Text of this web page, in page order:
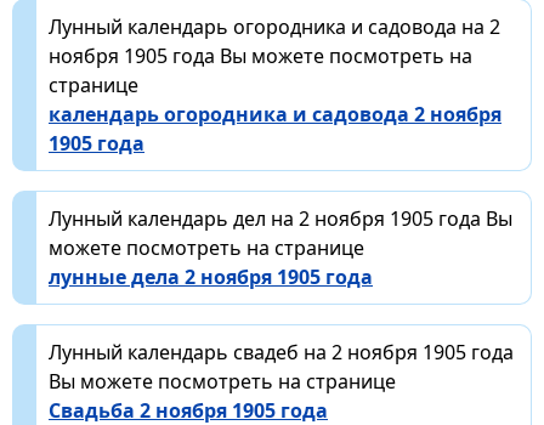
Лунный календарь огородника и садовода на 2
ноября 1905 года Вы можете посмотреть на
странице
календарь огородника и садовода 2 ноября
1905 года
Лунный календарь дел на 2 ноября 1905 года Вы
можете посмотреть на странице
лунные дела 2 ноября 1905 года
Лунный календарь свадеб на 2 ноября 1905 года
Вы можете посмотреть на странице
Свадьба 2 ноября 1905 года